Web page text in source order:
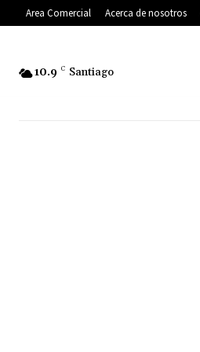
Area Comercial Acerca de nosotros
10.9 C Santiago